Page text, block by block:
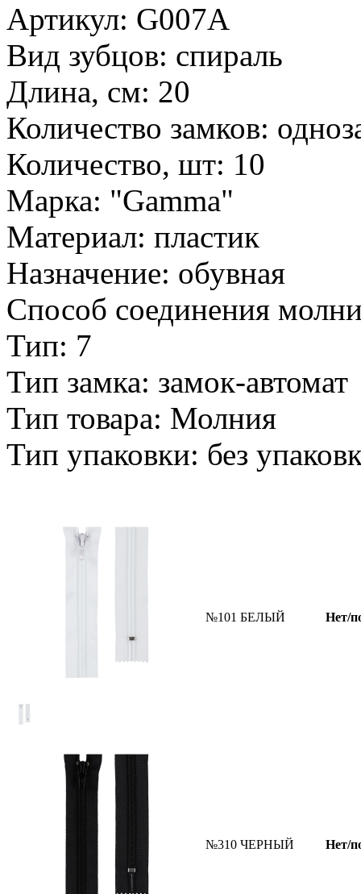
Артикул: G007A
Вид зубцов: спираль
Длина, см: 20
Количество замков:
Количество, шт: 10
Марка: "Gamma"
Материал: пластик
Назначение: обувная
Способ соединения
Тип: 7
Тип замка: замок-автомат
Тип товара: Молния
Тип упаковки: без
№101 БЕЛЫЙ Нет/
№310 ЧЕРНЫЙ Нет/